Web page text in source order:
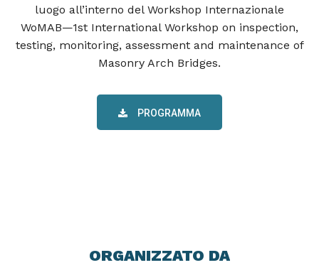
luogo all’interno del Workshop Internazionale
WoMAB—1st International Workshop on inspection,
testing, monitoring, assessment and maintenance of
Masonry Arch Bridges.
PROGRAMMA
ORGANIZZATO DA